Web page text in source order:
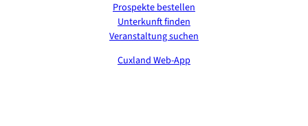
Prospekte bestellen
Unterkunft finden
Veranstaltung suchen
Cuxland Web-App